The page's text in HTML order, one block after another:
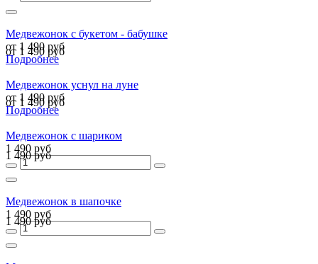
Медвежонок с букетом - бабушке
от 1 490 руб
от 1 490 руб
Подробнее
Медвежонок уснул на луне
от 1 490 руб
от 1 490 руб
Подробнее
Медвежонок с шариком
1 490 руб
1 490 руб
Медвежонок в шапочке
1 490 руб
1 490 руб